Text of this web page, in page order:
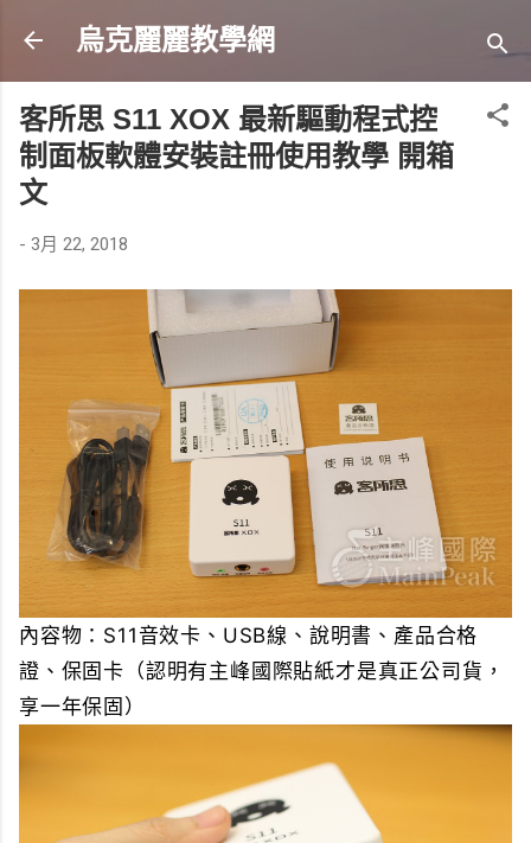
跳到主要內容
烏克麗麗教學網
客所思 S11 XOX 最新驅動程式控
制面板軟體安裝註冊使用教學 開箱
文
- 3月 22, 2018
內容物：S11音效卡、USB線、說明書、產品合格
證、保固卡（認明有主峰國際貼紙才是真正公司貨，
享一年保固）